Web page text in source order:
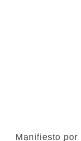
Manifiesto